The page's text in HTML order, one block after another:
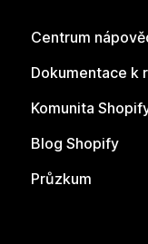
Centrum
Dokumentace k
Komunita
Blog Shopify
Průzkum